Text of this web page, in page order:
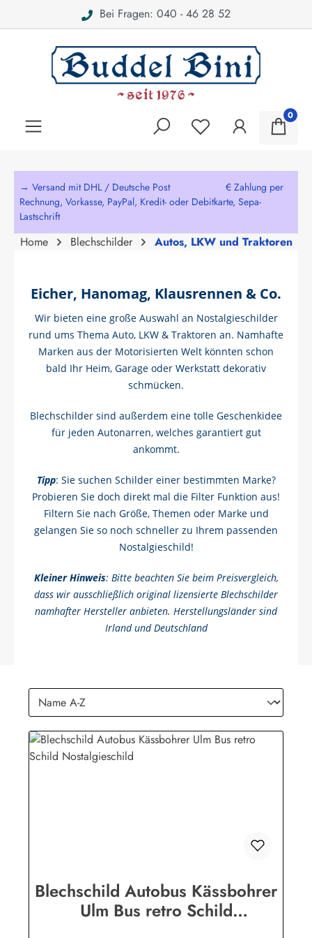
Bei Fragen: 040 - 46 28 52
0
→ Versand mit DHL / Deutsche Post € Zahlung per
Rechnung, Vorkasse, PayPal, Kredit- oder Debitkarte, Sepa-
Lastschrift
Home Blechschilder Autos, LKW und Traktoren
Eicher, Hanomag, Klausrennen & Co.
Wir bieten eine große Auswahl an Nostalgieschilder
rund ums Thema Auto, LKW & Traktoren an. Namhafte
Marken aus der Motorisierten Welt könnten schon
bald Ihr Heim, Garage oder Werkstatt dekorativ
schmücken.
Blechschilder sind außerdem eine tolle Geschenkidee
für jeden Autonarren, welches garantiert gut
ankommt.
Tipp: Sie suchen Schilder einer bestimmten Marke?
Probieren Sie doch direkt mal die Filter Funktion aus!
Filtern Sie nach Größe, Themen oder Marke und
gelangen Sie so noch schneller zu Ihrem passenden
Nostalgieschild!
Kleiner Hinweis: Bitte beachten Sie beim Preisvergleich,
dass wir ausschließlich original lizensierte Blechschilder
namhafter Hersteller anbieten. Herstellungsländer sind
Irland und Deutschland
Blechschild Autobus Kässbohrer
Ulm Bus retro Schild